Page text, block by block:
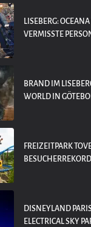
LISEBERG:
VERMISSTE
BRAND IM
WORLD IN
FREIZEITPARK
DISNEYLAND
ELECTRICAL SKY